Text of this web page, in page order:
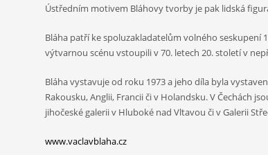
Ústředním motivem Bláhovy tvorby je pak lidská
Bláha patří ke spoluzakladatelům volného seskupení
výtvarnou scénu vstoupili v 70. letech 20. století v
Bláha vystavuje od roku 1973 a jeho díla byla
Rakousku, Anglii, Francii či v Holandsku. V Čechách
jihočeské galerii v Hluboké nad Vltavou či v Galerii
www.vaclavblaha.cz